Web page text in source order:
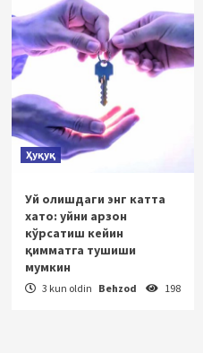
Ҳуқуқ
Уй олишдаги энг катта
хато: уйни арзон
кўрсатиш кейин
қимматга тушиши
мумкин
3 kun oldin Behzod 198